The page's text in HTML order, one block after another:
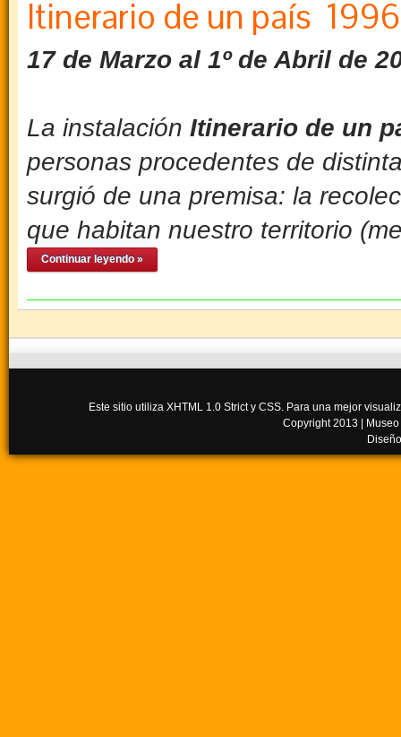
Itinerario de un país
17 de Marzo al 1º de Abril de
La instalación Itinerario de un
personas procedentes de
surgió de una premisa: la
que habitan nuestro territorio
Continuar leyendo »
Este sitio utiliza XHTML 1.0 Strict y CSS. Para una mejor
Copyright 2013 |